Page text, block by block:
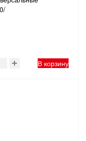
В корзину